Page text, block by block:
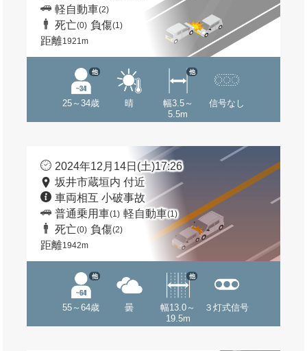
軽自動車(2)
死亡(0) 負傷(1)
距離1921m
25～34歳
他
晴
幅3.5～
5.5m
他
信号なし
2024年12月14日(土)17:26
坂井市蔵垣内 付近
車両相互 小破事故
普通乗用車(1) 軽自動車(1)
死亡(0) 負傷(2)
距離1942m
55～64歳
他
曇
幅13.0～
19.5m
他
３灯式信号